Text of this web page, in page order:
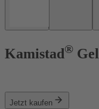
Kamistad® Gel
Jetzt kaufen